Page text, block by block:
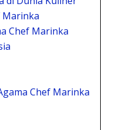
Marinka
Chef Marinka
Chef Marinka